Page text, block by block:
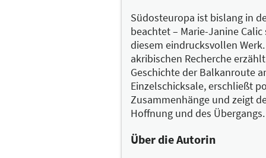
Also: „Wer bin ich? Was
schmerzhaften aus. Allein
wird künftig womöglich ein
Welt einfordert – bei sich
Was jedenfalls mit der
Bord geht, deutet ihr Name
großen Roman.
Im Namen der Jury
Südosteuropa ist bislang in
beachtet – Marie-Janine
diesem eindrucksvollen
akribischen Recherche
Geschichte der Balkanroute
Einzelschicksale, erschließt
Zusammenhänge und zeigt
Hoffnung und des Übergangs.
Über die Autorin